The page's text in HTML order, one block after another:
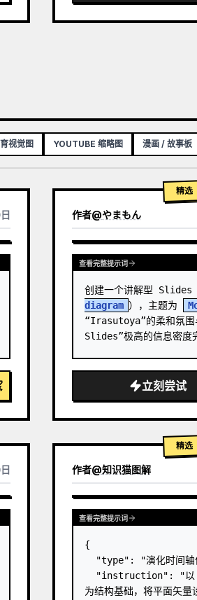
视觉图 YOUTUBE 缩略图 漫画 / 故事板
精选
作者@やまもん
查看其它模
查看完整提示词
创建一个讲解型 Slides
diagram ），主题为
“Irasutoya”的柔和氛围
Slides”极高的信息密度
立刻尝试
精选
作者@知识猫图解
查看完整提示词
{
"type": "演化时间轴
"instruction": "
为结构基础，将平面矢量